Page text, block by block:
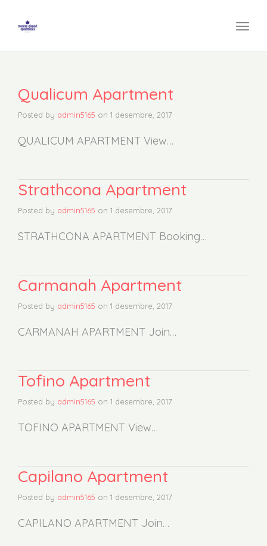
Qualicum Apartment
Posted by admin5165 on 1 desembre, 2017
QUALICUM APARTMENT View…
Strathcona Apartment
Posted by admin5165 on 1 desembre, 2017
STRATHCONA APARTMENT Booking…
Carmanah Apartment
Posted by admin5165 on 1 desembre, 2017
CARMANAH APARTMENT Join…
Tofino Apartment
Posted by admin5165 on 1 desembre, 2017
TOFINO APARTMENT View…
Capilano Apartment
Posted by admin5165 on 1 desembre, 2017
CAPILANO APARTMENT Join…